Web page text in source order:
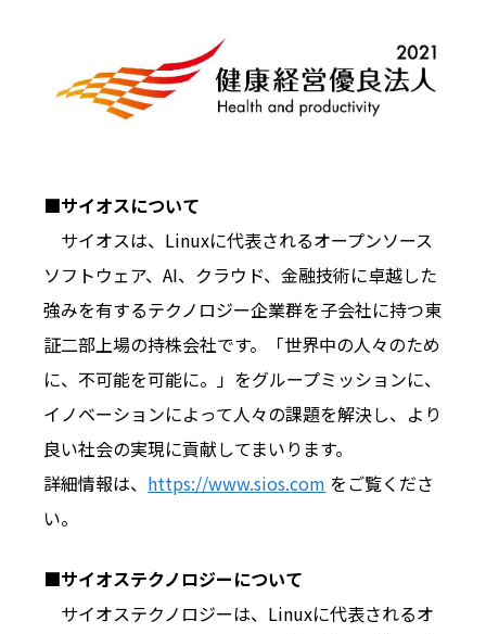
■サイオスについて
サイオスは、Linuxに代表されるオープンソース
ソフトウェア、AI、クラウド、金融技術に卓越した
強みを有するテクノロジー企業群を子会社に持つ東
証二部上場の持株会社です。「世界中の人々のため
に、不可能を可能に。」をグループミッションに、
イノベーションによって人々の課題を解決し、より
良い社会の実現に貢献してまいります。
詳細情報は、 https://www.sios.com をご覧くださ
い。
■サイオステクノロジーについて
サイオステクノロジーは、Linuxに代表されるオ